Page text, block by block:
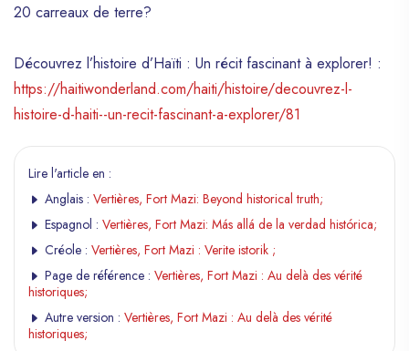
20 carreaux de terre?
Découvrez l’histoire d’Haïti : Un récit fascinant à explorer! :
https://haitiwonderland.com/haiti/histoire/decouvrez-l-
histoire-d-haiti--un-recit-fascinant-a-explorer/81
Lire l'article en :
Anglais : Vertières, Fort Mazi: Beyond historical truth;
Espagnol : Vertières, Fort Mazi: Más allá de la verdad histórica;
Créole : Vertières, Fort Mazi : Verite istorik ;
Page de référence : Vertières, Fort Mazi : Au delà des vérité
historiques;
Autre version : Vertières, Fort Mazi : Au delà des vérité
historiques;